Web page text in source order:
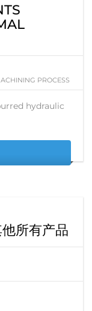
PROCESS
hydraulic
所有产品